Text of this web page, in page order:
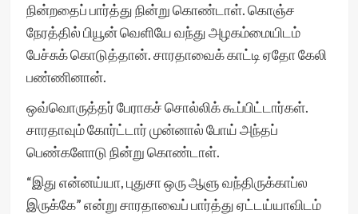
நின்றதைப் பார்த்து நின்று கொண்டாள். கொஞ்ச
நேரத்தில் பியூன் வெளியே வந்து அழகம்மையிடம்
பேச்சுக் கொடுத்தான். சாரதாவைக் காட்டி ஏதோ கேலி
பண்ணினான்.
ஒவ்வொருத்தர் பேராகச் சொல்லிக் கூப்பிட்டார்கள்.
சாரதாவும் கோர்ட்டார் முன்னால் போய் அந்தப்
பெண்களோடு நின்று கொண்டாள்.
“இது என்னய்யா, புதுசா ஒரு ஆளு வந்திருக்காப்ல
இருக்கே” என்று சாரதாவைப் பார்த்து ஏட்டய்யாவிடம்